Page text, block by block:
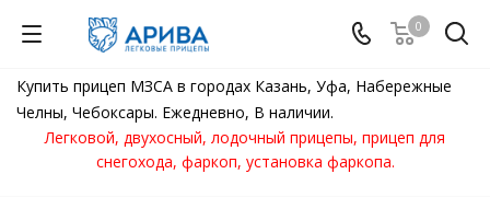
0
Купить прицеп МЗСА в городах Казань, Уфа, Набережные
Челны, Чебоксары. Ежедневно, В наличии.
Легковой, двухосный, лодочный прицепы, прицеп для
снегохода, фаркоп, установка фаркопа.